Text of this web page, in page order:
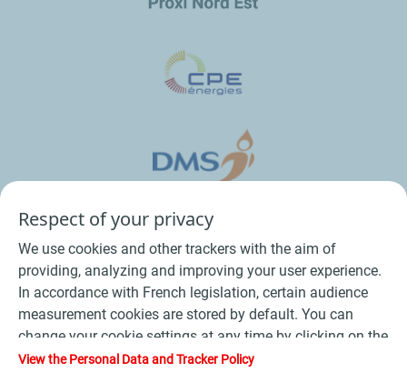
Conditions Générales de Vente Bois
Respect of your privacy
We use cookies and other trackers with the aim of
providing, analyzing and improving your user experience.
In accordance with French legislation, certain audience
measurement cookies are stored by default. You can
change your cookie settings at any time by clicking on the
"Manage my cookies" button. By clicking on the "Accept"
View the Personal Data and Tracker Policy